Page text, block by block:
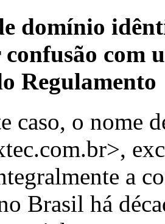
domínio
com
Regulamento
caso, o nome
a
Brasil há